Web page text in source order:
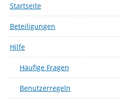
Startseite
Beteiligungen
Hilfe
Häufige Fragen
Benutzerregeln